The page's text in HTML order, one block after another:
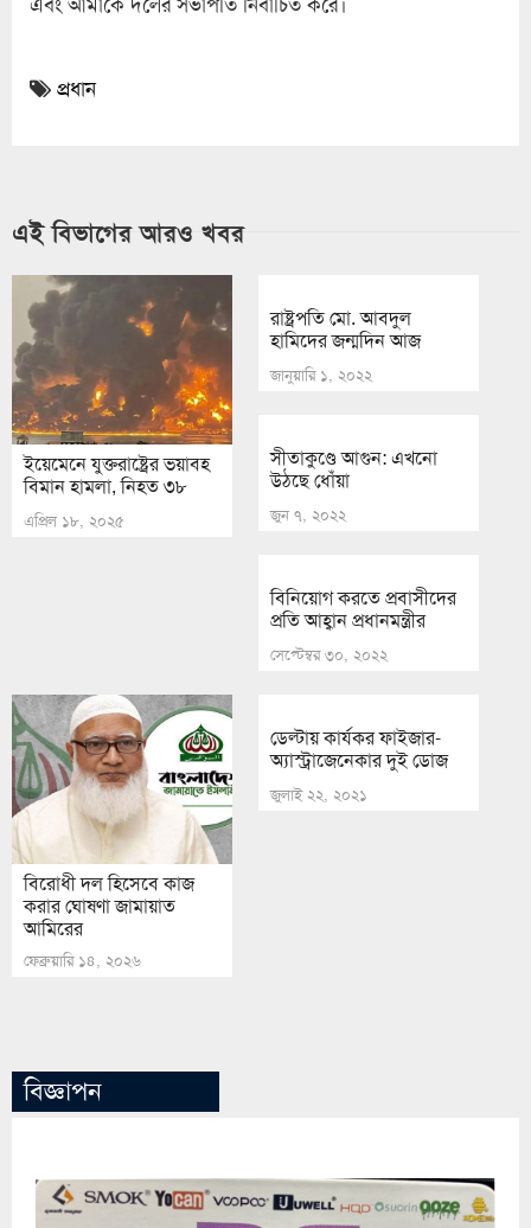
প্রধান
এই বিভাগের আরও খবর
ইয়েমেনে যুক্তরাষ্ট্রের ভয়াবহ
বিমান হামলা, নিহত ৩৮
এপ্রিল ১৮, ২০২৫
রাষ্ট্রপতি মো. আবদুল
হামিদের জন্মদিন আজ
জানুয়ারি ১, ২০২২
সীতাকুণ্ডে আগুন: এখনো
উঠছে ধোঁয়া
জুন ৭, ২০২২
বিনিয়োগ করতে প্রবাসীদের
প্রতি আহ্বান প্রধানমন্ত্রীর
সেপ্টেম্বর ৩০, ২০২২
বিরোধী দল হিসেবে কাজ
করার ঘোষণা জামায়াত
আমিরের
ফেব্রুয়ারি ১৪, ২০২৬
ডেল্টায় কার্যকর ফাইজার-
অ্যাস্ট্রাজেনেকার দুই ডোজ
জুলাই ২২, ২০২১
বিজ্ঞাপন